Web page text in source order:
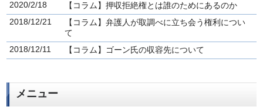
2020/2/18
【コラム】押収拒絶権とは誰のためにあるのか
2018/12/21
【コラム】弁護人が取調べに立ち会う権利につい
て
2018/12/11
【コラム】ゴーン氏の収容先について
メニュー